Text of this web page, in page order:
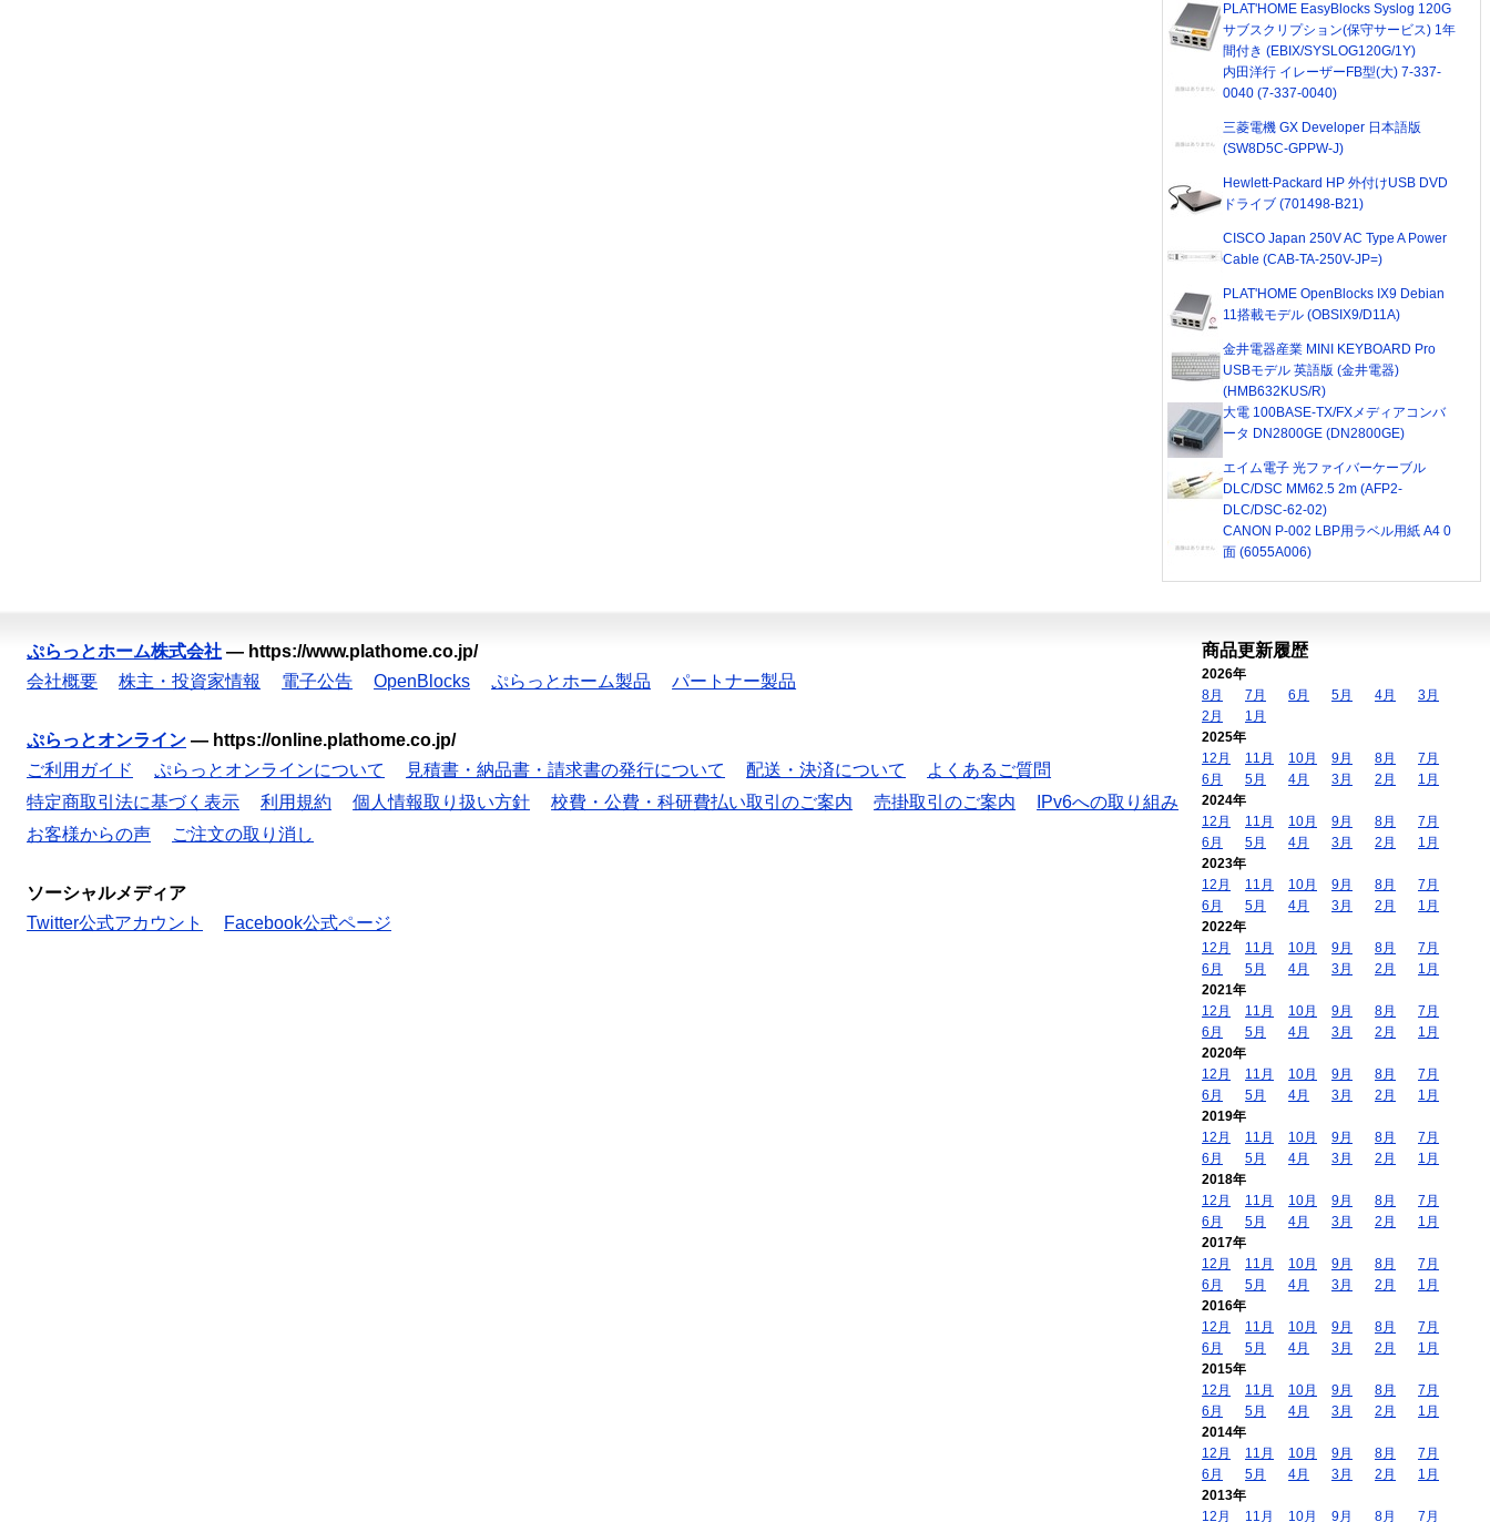
PLAT'HOME EasyBlocks Syslog 120G
サブスクリプション(保守サービス) 1年
間付き (EBIX/SYSLOG120G/1Y)
内田洋行 イレーザーFB型(大) 7-337-
0040 (7-337-0040)
三菱電機 GX Developer 日本語版
(SW8D5C-GPPW-J)
Hewlett-Packard HP 外付けUSB DVD
ドライブ (701498-B21)
CISCO Japan 250V AC Type A Power
Cable (CAB-TA-250V-JP=)
PLAT'HOME OpenBlocks IX9 Debian
11搭載モデル (OBSIX9/D11A)
金井電器産業 MINI KEYBOARD Pro
USBモデル 英語版 (金井電器)
(HMB632KUS/R)
大電 100BASE-TX/FXメディアコンバ
ータ DN2800GE (DN2800GE)
エイム電子 光ファイバーケーブル
DLC/DSC MM62.5 2m (AFP2-
DLC/DSC-62-02)
CANON P-002 LBP用ラベル用紙 A4 0
面 (6055A006)
ぷらっとホーム株式会社 — https://www.plathome.co.jp/
会社概要
株主・投資家情報 電子公告 OpenBlocks ぷらっとホーム製品 パートナー製品
ぷらっとオンライン — https://online.plathome.co.jp/
ご利用ガイド
ぷらっとオンラインについて 見積書・納品書・請求書の発行について 配送・決済について
よくあるご質問
特定商取引法に基づく表示
利用規約 個人情報取り扱い方針 校費・公費・科研費払い取引のご案内 売掛取引のご案内
IPv6への取り組み
お客様からの声
ご注文の取り消し
ソーシャルメディア
Twitter公式アカウント
Facebook公式ページ
商品更新履歴
2026年
8月
7月 6月 5月 4月
3月
2月
1月
2025年
12月
11月 10月 9月 8月
7月
6月
5月 4月 3月 2月
1月
2024年
12月
11月 10月 9月 8月
7月
6月
5月 4月 3月 2月
1月
2023年
12月
11月 10月 9月 8月
7月
6月
5月 4月 3月 2月
1月
2022年
12月
11月 10月 9月 8月
7月
6月
5月 4月 3月 2月
1月
2021年
12月
11月 10月 9月 8月
7月
6月
5月 4月 3月 2月
1月
2020年
12月
11月 10月 9月 8月
7月
6月
5月 4月 3月 2月
1月
2019年
12月
11月 10月 9月 8月
7月
6月
5月 4月 3月 2月
1月
2018年
12月
11月 10月 9月 8月
7月
6月
5月 4月 3月 2月
1月
2017年
12月
11月 10月 9月 8月
7月
6月
5月 4月 3月 2月
1月
2016年
12月
11月 10月 9月 8月
7月
6月
5月 4月 3月 2月
1月
2015年
12月
11月 10月 9月 8月
7月
6月
5月 4月 3月 2月
1月
2014年
12月
11月 10月 9月 8月
7月
6月
5月 4月 3月 2月
1月
2013年
12月
11月 10月 9月 8月 7月